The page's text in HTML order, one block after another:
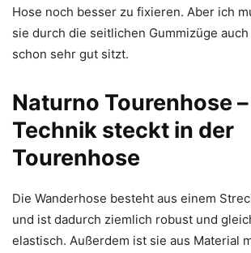
Hose noch besser zu fixieren. Aber ich
sie durch die seitlichen Gummizüge
schon sehr gut sitzt.
Naturno Tourenhose
Technik steckt in der
Tourenhose
Die Wanderhose besteht aus einem
und ist dadurch ziemlich robust und
elastisch. Außerdem ist sie aus Material